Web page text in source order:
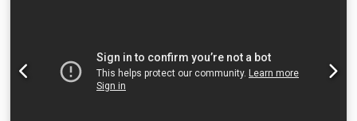
justeras)